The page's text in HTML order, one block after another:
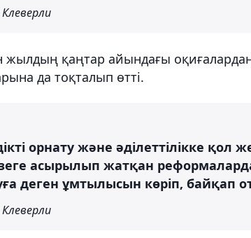
жылдың қаңтар айындағы
да тоқталып өтті.
орнату және әділеттілікке қол
асырылып жатқан
деген ұмтылысын көріп, байқап